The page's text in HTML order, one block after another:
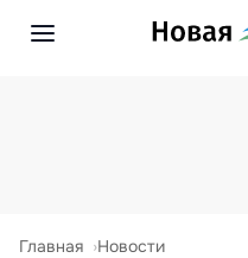
Главная Новости